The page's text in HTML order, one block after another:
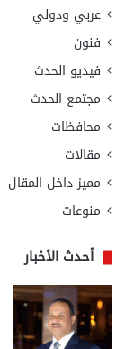
عربي ودولي
فنون
فيديو الحدث
مجتمع الحدث
محافظات
مقالات
مميز داخل المقال
منوعات
أحدث الأخبار